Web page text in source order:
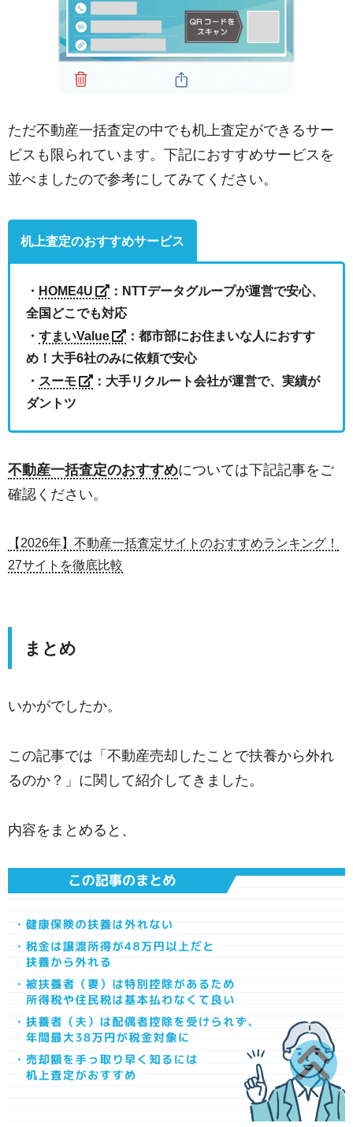
ただ不動産一括査定の中でも机上査定ができるサー
ビスも限られています。下記におすすめサービスを
並べましたので参考にしてみてください。
机上査定のおすすめサービス
・ HOME4U
：NTTデータグループが運営で安心、
全国どこでも対応
・ すまいValue
：都市部にお住まいな人におすす
め！大手6社のみに依頼で安心
・ スーモ
：大手リクルート会社が運営で、実績が
ダントツ
不動産一括査定のおすすめについては下記記事をご
確認ください。
【2026年】不動産一括査定サイトのおすすめランキング！
27サイトを徹底比較
まとめ
いかがでしたか。
この記事では「不動産売却したことで扶養から外れ
るのか？」に関して紹介してきました。
内容をまとめると、